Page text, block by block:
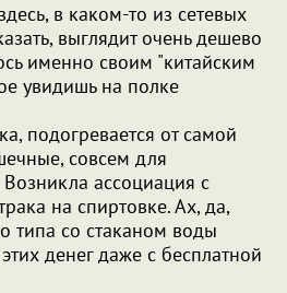
в каком-то из сетевых
выглядит очень дешево
именно своим "китайским
увидишь на полке
подогревается от самой
совсем для
ассоциация с
на спиртовке. Ах, да,
типа со стаканом воды
денег даже с бесплатной